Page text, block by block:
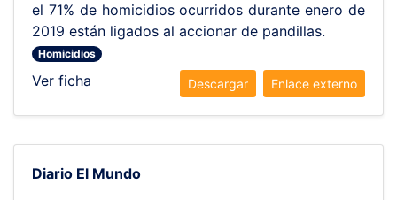
el 71% de homicidios ocurridos durante enero de
2019 están ligados al accionar de pandillas.
Homicidios
Ver ficha Enlace externo
Descargar
Diario El Mundo